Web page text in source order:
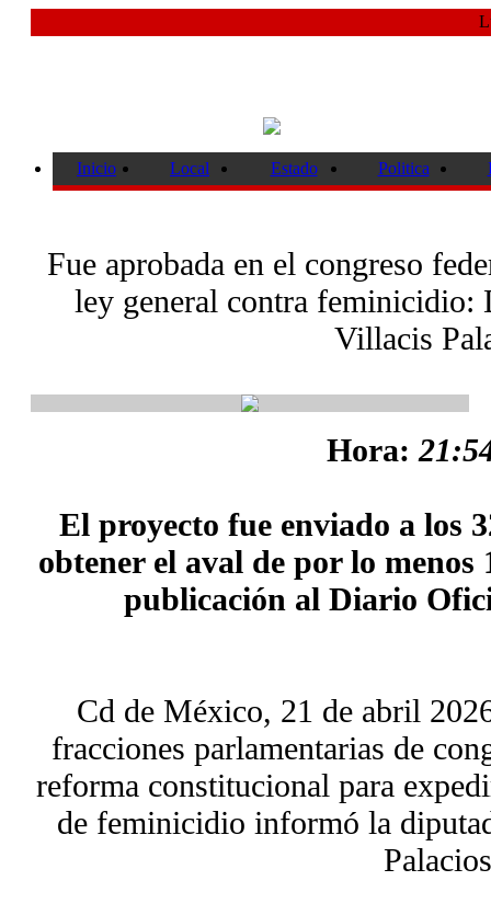
Inicio Local Estado Politica
Fue aprobada en el congreso
ley general contra feminicidio:
Villacis
Hora:
El proyecto fue enviado a los
obtener el aval de por lo menos
publicación al Diario
Cd de México, 21 de abril
fracciones parlamentarias de
reforma constitucional para
de feminicidio informó la